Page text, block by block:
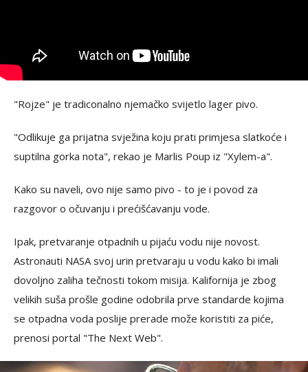
"Rojze" je tradiconalno njemačko svijetlo lager pivo.
"Odlikuje ga prijatna svježina koju prati primjesa slatkoće i
suptilna gorka nota", rekao je Marlis Poup iz "Xylem-a".
Kako su naveli, ovo nije samo pivo - to je i povod za
razgovor o očuvanju i prećišćavanju vode.
Ipak, pretvaranje otpadnih u pijaću vodu nije novost.
Astronauti NASA svoj urin pretvaraju u vodu kako bi imali
dovoljno zaliha tečnosti tokom misija. Kalifornija je zbog
velikih suša prošle godine odobrila prve standarde kojima
se otpadna voda poslije prerade može koristiti za piće,
prenosi portal "The Next Web".